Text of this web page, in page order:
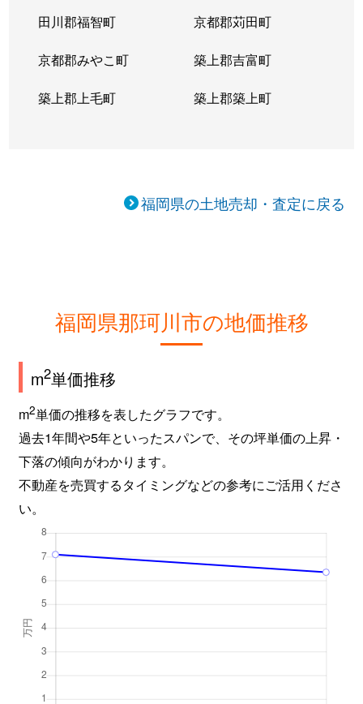
田川郡福智町 京都郡苅田町
京都郡みやこ町 築上郡吉富町
築上郡上毛町 築上郡築上町
福岡県の土地売却・査定に戻る
福岡県那珂川市の地価推移
m2単価推移
m2単価の推移を表したグラフです。
過去1年間や5年といったスパンで、その坪単価の上昇・
下落の傾向がわかります。
不動産を売買するタイミングなどの参考にご活用くださ
い。